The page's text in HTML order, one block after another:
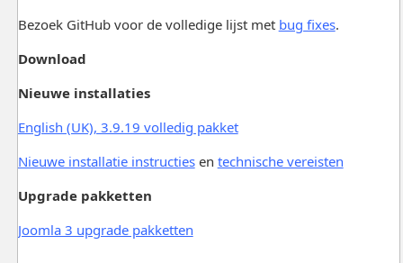
Bezoek GitHub voor de volledige lijst met bug fixes.
Download
Nieuwe installaties
English (UK), 3.9.19 volledig pakket
Nieuwe installatie instructiesen technische vereisten
Upgrade pakketten
Joomla 3 upgrade pakketten